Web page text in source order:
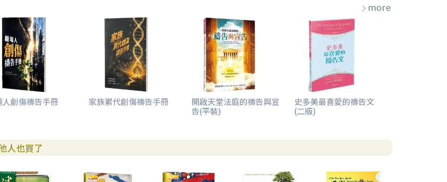
more
人創傷禱告手冊 家族累代創傷禱告手冊 開啟天堂法庭的禱告與宣
告(平裝)
史多美最喜愛的禱告文
(二版)
人也買了